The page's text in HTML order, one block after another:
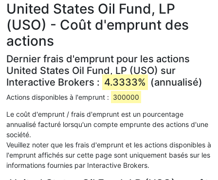
United States Oil Fund, LP
(USO) - Coût d'emprunt des
actions
Dernier frais d'emprunt pour les actions
United States Oil Fund, LP (USO) sur
Interactive Brokers : 4.3333% (annualisé)
Actions disponibles à l'emprunt : 300000
Le coût d'emprunt / frais d'emprunt est un pourcentage
annualisé facturé lorsqu'un compte emprunte des actions d'une
société.
Veuillez noter que les frais d'emprunt et les actions disponibles à
l'emprunt affichés sur cette page sont uniquement basés sur les
informations fournies par Interactive Brokers.